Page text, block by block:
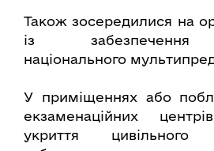
Також зосередилися на
із забезпечення
національного
У приміщеннях або
екзаменаційних
укриття цивільного